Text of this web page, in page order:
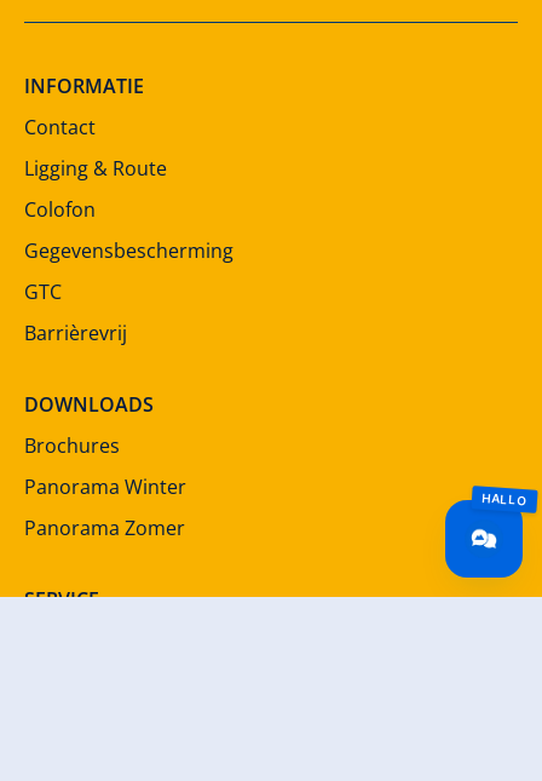
INFORMATIE
Contact
Ligging & Route
Colofon
Gegevensbescherming
GTC
Barrièrevrij
DOWNLOADS
Brochures
Panorama Winter
Panorama Zomer
SERVICE